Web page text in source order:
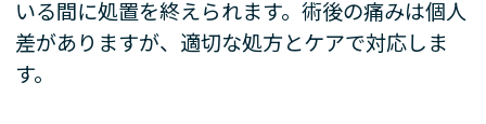
いる間に処置を終えられます。術後の痛みは個人
差がありますが、適切な処方とケアで対応しま
す。